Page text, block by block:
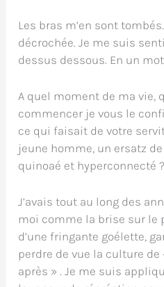
Les bras m’en sont
décrochée. Je me suis
dessus dessous. En un
A quel moment de ma vie,
commencer je vous le
ce qui faisait de votre
jeune homme, un ersatz
quinoaé et hyperconnecté ?
J’avais tout au long des
moi comme la brise sur le
d’une fringante goélette,
perdre de vue la culture
après » . Je me suis